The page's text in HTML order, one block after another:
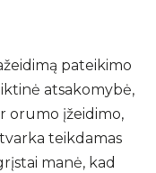
pateikimo
atsakomybė,
orumo įžeidimo,
teikdamas
manė, kad